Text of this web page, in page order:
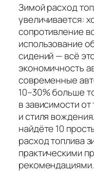
Зимой расход
увеличивается:
сопротивление
использование
сидений — всё
экономичность
современные
10–30% больше
в зависимости
и стиля
найдёте 10
расход топлива
практическими
рекомендациями.